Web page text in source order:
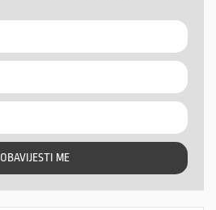
OBAVIJESTI ME